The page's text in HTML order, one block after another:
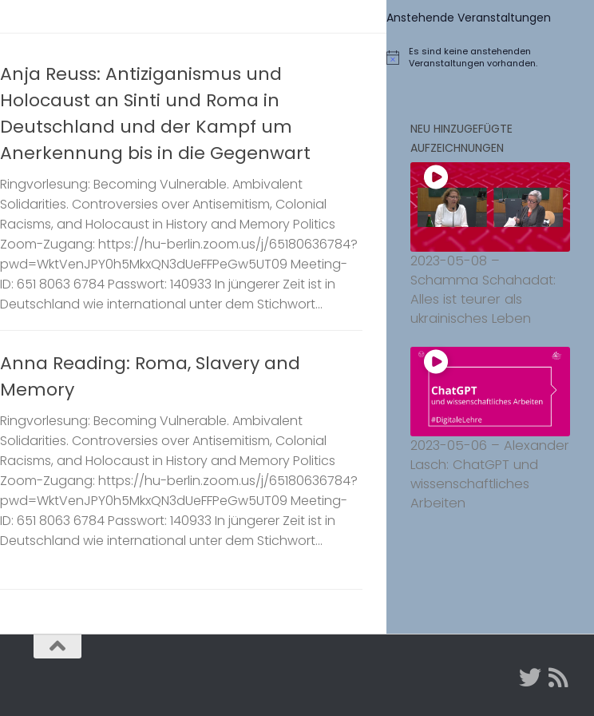
Anja Reuss: Antiziganismus und
Holocaust an Sinti und Roma in
Deutschland und der Kampf um
Anerkennung bis in die Gegenwart
Ringvorlesung: Becoming Vulnerable. Ambivalent
Solidarities. Controversies over Antisemitism, Colonial
Racisms, and Holocaust in History and Memory Politics
Zoom-Zugang: https://hu-berlin.zoom.us/j/65180636784?
pwd=WktVenJPY0h5MkxQN3dUeFFPeGw5UT09 Meeting-
ID: 651 8063 6784 Passwort: 140933 In jüngerer Zeit ist in
Deutschland wie international unter dem Stichwort...
Anna Reading: Roma, Slavery and
Memory
Ringvorlesung: Becoming Vulnerable. Ambivalent
Solidarities. Controversies over Antisemitism, Colonial
Racisms, and Holocaust in History and Memory Politics
Zoom-Zugang: https://hu-berlin.zoom.us/j/65180636784?
pwd=WktVenJPY0h5MkxQN3dUeFFPeGw5UT09 Meeting-
ID: 651 8063 6784 Passwort: 140933 In jüngerer Zeit ist in
Deutschland wie international unter dem Stichwort...
Anstehende Veranstaltungen
Hinweis
Es sind keine anstehenden
Veranstaltungen vorhanden.
NEU HINZUGEFÜGTE
AUFZEICHNUNGEN
2023-05-08 –
Schamma Schahadat:
Alles ist teurer als
ukrainisches Leben
2023-05-06 – Alexander
Lasch: ChatGPT und
wissenschaftliches
Arbeiten